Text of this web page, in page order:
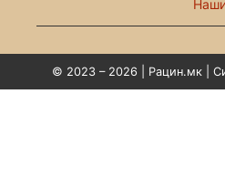
© 2023 – 2026 | Рацин.мк |